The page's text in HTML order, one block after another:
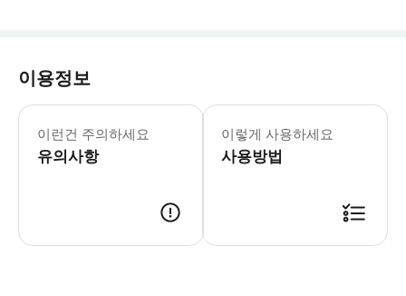
이용정보
이런건 주의하세요
유의사항
* 소요시간 : 120분 (옵션에 따라 소요
이렇게 사용하세요
사용방법